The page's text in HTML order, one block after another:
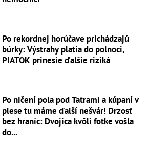
Po rekordnej horúčave prichádzajú
búrky: Výstrahy platia do polnoci,
PIATOK prinesie ďalšie riziká
Po ničení pola pod Tatrami a kúpaní v
plese tu máme ďalší nešvár! Drzosť
bez hraníc: Dvojica kvôli fotke vošla
do...